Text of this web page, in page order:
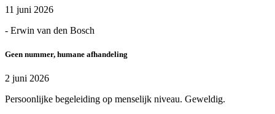
11 juni 2026
- Erwin van den Bosch
Geen nummer, humane afhandeling
2 juni 2026
Persoonlijke begeleiding op menselijk niveau. Geweldig.